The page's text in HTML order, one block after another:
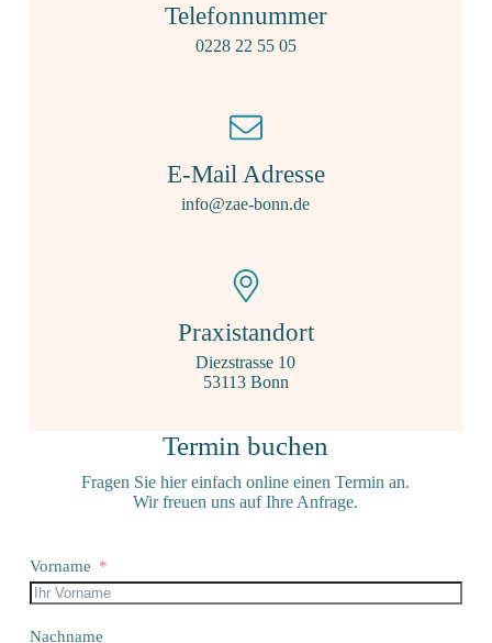
Telefonnummer
0228 22 55 05
E-Mail Adresse
info@zae-bonn.de
Praxistandort
Diezstrasse 10
53113 Bonn
Termin buchen
Fragen Sie hier einfach online einen Termin an.
Wir freuen uns auf Ihre Anfrage.
Vorname
Nachname